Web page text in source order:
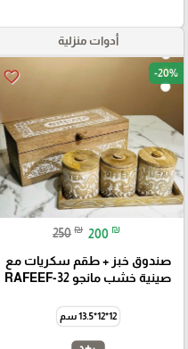
أدوات منزلية
favorite_border -20%
250 ₪ 200 ₪
صندوق خبز + طقم سكريات مع
صينية خشب مانجو RAFEEF-32
12*12*13.5 سم